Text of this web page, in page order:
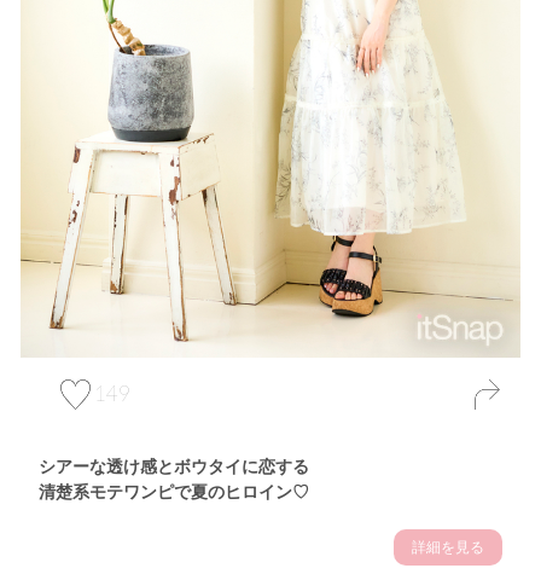
149
シアーな透け感とボウタイに恋する
清楚系モテワンピで夏のヒロイン♡
詳細を見る